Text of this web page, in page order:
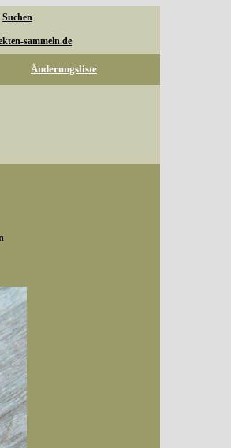
Suchen
sammeln.de
Änderungsliste